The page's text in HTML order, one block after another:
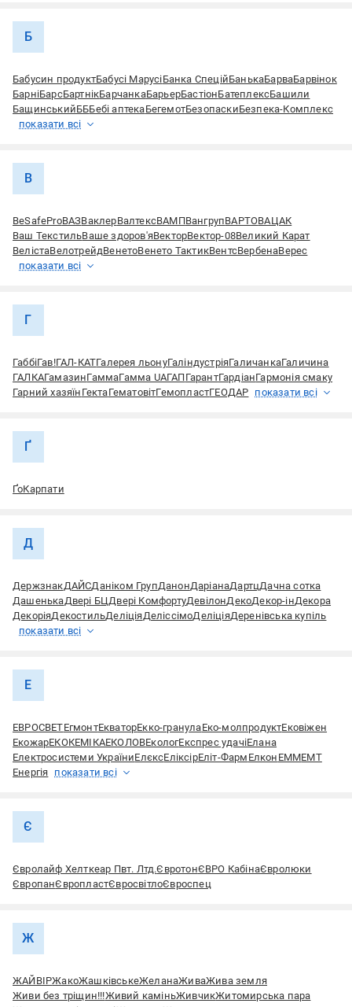
Б
Бабусин продуктБабусі МарусіБанка СпеційБанькаБарваБарвінок
БарніБарсБартнікБарчанкаБарьерБастіонБатеплексБашили
БащинськийБББебі аптекаБегемотБезопаскиБезпека-Комплекс
показати всі
В
ВeSafeProВАЗВаклерВалтексВАМПВангрупВАРТОВАЦАК
Ваш ТекстильВаше здоров'яВекторВектор-08Великий Карат
ВелістаВелотрейдВенетоВенето ТактикВентсВербенаВерес
показати всі
Г
ГаббіГав!ГАЛ-КАТГалерея льонуГаліндустріяГаличанкаГаличина
ГАЛКАГамазинГаммаГамма UAГАПГарантГардіанГармонія смаку
Гарний хазяїн ГектаГематовітГемопластГЕОДАР показати всі
Ґ
ҐоКарпати
Д
ДержзнакДАЙСДаніком ГрупДанонДаріанаДартцДачна сотка
ДашенькаДвері БЦДвері КомфортуДевілонДекоДекор-інДекора
ДекоріяДекостильДеліціяДеліссімоДеліціяДеренівська купіль
показати всі
Е
ЕВРОСВЕТЕгмонтЕкваторЕкко-гранулаЕко-молпродуктЕковіжен
ЕкожарЕКОКЕМІКАЕКОЛОВЕкологЕкспрес удачіЕлана
Електросистеми УкраїниЕлєксЕліксірЕліт-Фарм Елкон ЕММЕМТ
Енергія показати всі
Є
Євролайф Хелткеар Пвт. Лтд.ЄвротонЄВРО КабінаЄвролюки
ЄвропанЄвропластЄвросвітлоЄвроспец
Ж
ЖАЙВІРЖакоЖашківськеЖеланаЖиваЖива земля
Живи без тріщин!!!Живий каміньЖивчикЖитомирська пара